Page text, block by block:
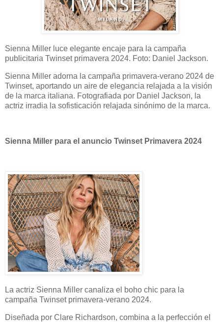
Sienna Miller luce elegante encaje para la campaña
publicitaria Twinset primavera 2024. Foto: Daniel Jackson.
Sienna Miller adorna la campaña primavera-verano 2024 de
Twinset, aportando un aire de elegancia relajada a la visión
de la marca italiana. Fotografiada por Daniel Jackson, la
actriz irradia la sofisticación relajada sinónimo de la marca.
Sienna Miller para el anuncio Twinset Primavera 2024
La actriz Sienna Miller canaliza el boho chic para la
campaña Twinset primavera-verano 2024.
Diseñada por Clare Richardson, combina a la perfección el